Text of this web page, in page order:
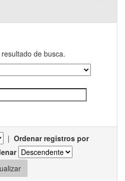
de busca.
| Ordenar registros por